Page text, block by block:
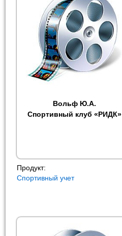
Вольф Ю.А.
Спортивный клуб «РИДК»
Продукт:
Спортивный учет